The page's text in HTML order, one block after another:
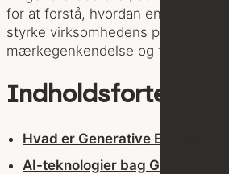
for at forstå, hvordan en målrettet
styrke virksomhedens position, øge
mærkegenkendelse og forbedre
Indholdsfortegnelse
Hvad er Generative Engine
AI-teknologier bag Generative